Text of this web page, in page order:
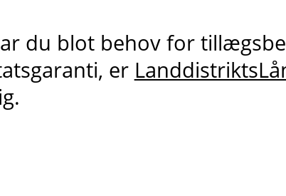
du blot behov for
er